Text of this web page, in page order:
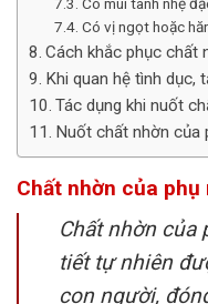
Có vị ngọt hoặc
Cách khắc phục chất
Khi quan hệ tình dục,
Tác dụng khi nuốt
Nuốt chất nhờn của
Chất nhờn của phụ
Chất nhờn của
tiết tự nhiên
con người,